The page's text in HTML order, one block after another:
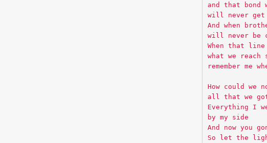
and that bond
will never
And when
will never be
When that
what we reach
remember me
How could we
all that we
Everything I
by my side
And now you
So let the